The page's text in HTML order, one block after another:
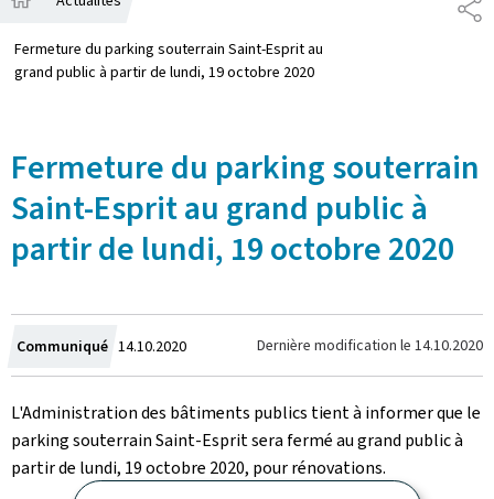
Fermeture du parking souterrain Saint-Esprit au
grand public à partir de lundi, 19 octobre 2020
Fermeture du parking souterrain
Saint-Esprit au grand public à
partir de lundi, 19 octobre 2020
Communiqué Crée
le
14.10.2020 Dernière modification le 14.10.2020
L'Administration des bâtiments publics tient à informer que le
parking souterrain Saint-Esprit sera fermé au grand public à
partir de lundi, 19 octobre 2020, pour rénovations.